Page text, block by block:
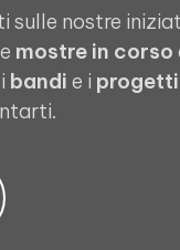
sulle nostre
mostre in corso
bandi e i